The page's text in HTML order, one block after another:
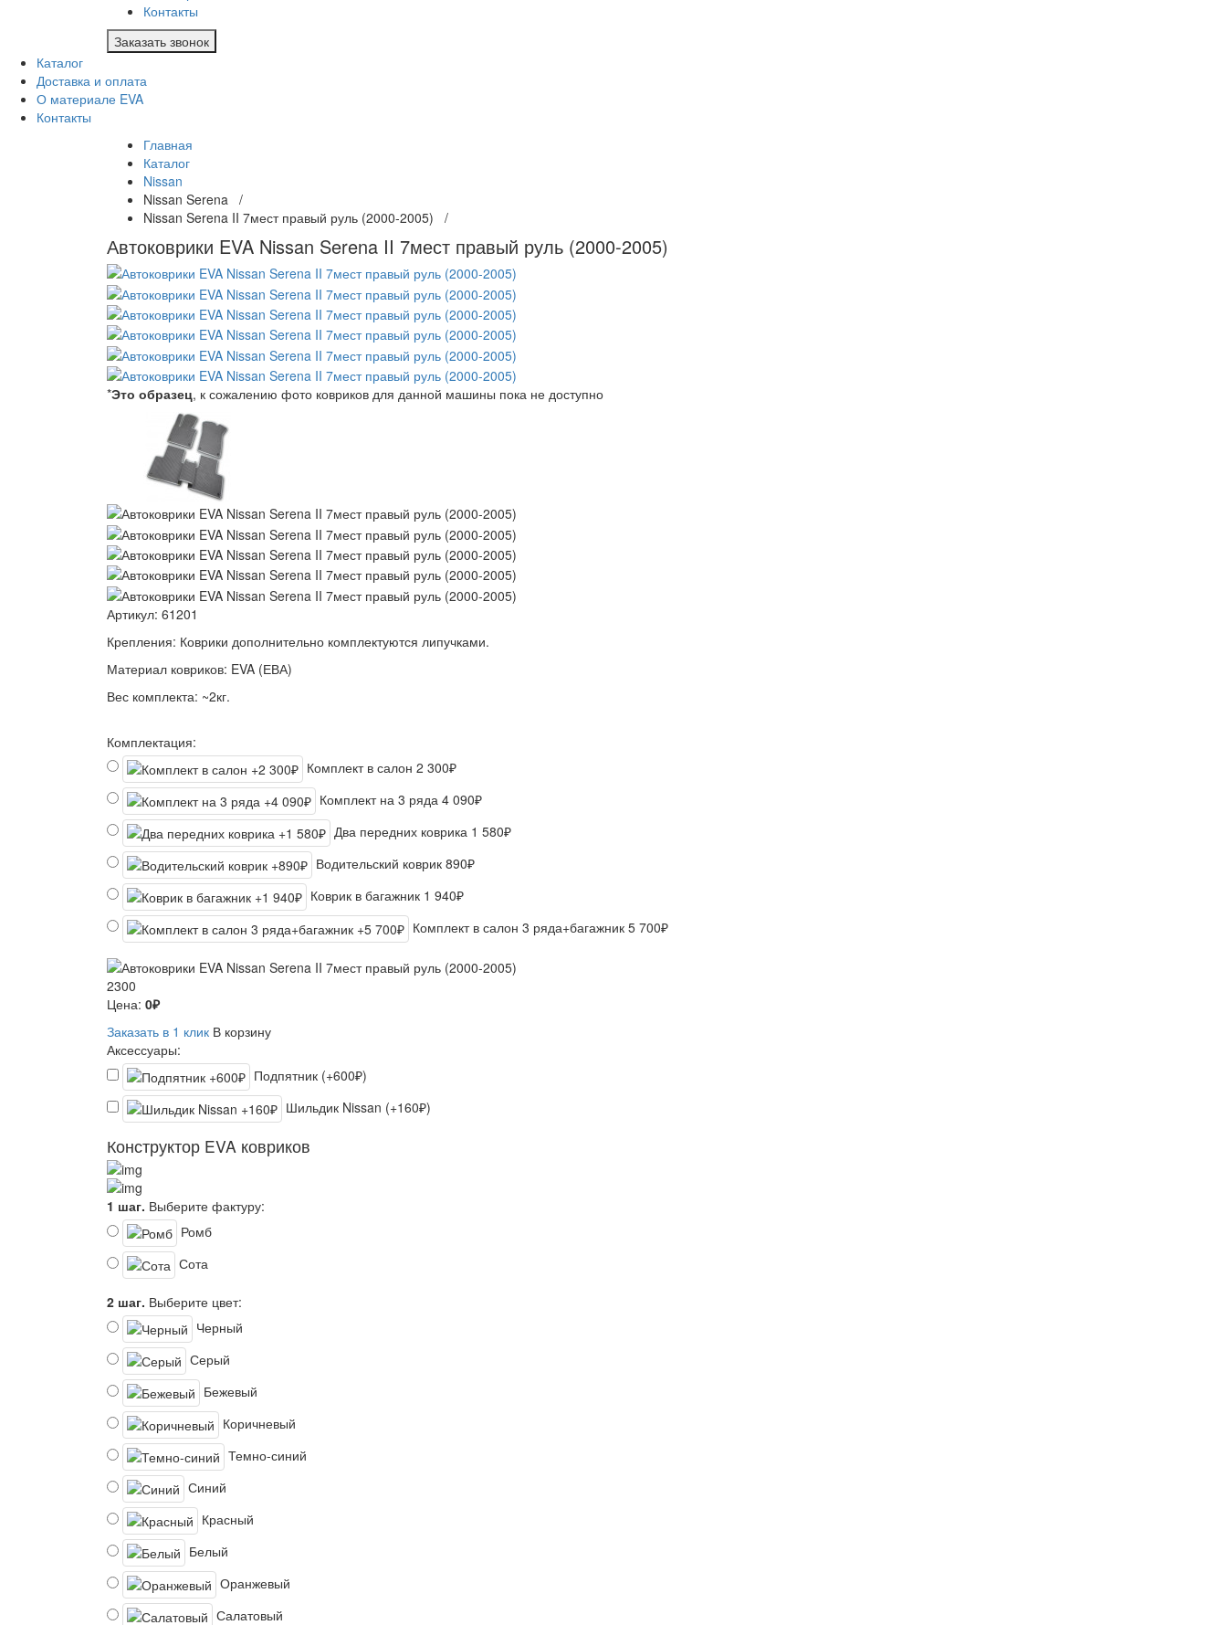
Контакты
Заказать звонок
Каталог
Доставка и оплата
О материале EVA
Контакты
Главная
Каталог
Nissan
Nissan Serena /
Nissan Serena II 7мест правый руль (2000-2005) /
Автоковрики EVA Nissan Serena II 7мест правый руль (2000-2005)
*Это образец, к сожалению фото ковриков для данной машины пока не доступно
Артикул: 61201
Крепления: Коврики дополнительно комплектуются липучками.
Материал ковриков: EVA (ЕВА)
Вес комплекта: ~2кг.
Комплектация:
Комплект в салон 2 300₽
Комплект на 3 ряда 4 090₽
Два передних коврика 1 580₽
Водительский коврик 890₽
Коврик в багажник 1 940₽
Комплект в салон 3 ряда+багажник 5 700₽
2300
Цена: 0₽
Заказать в 1 клик В корзину
Аксессуары:
Подпятник (+600₽)
Шильдик Nissan (+160₽)
Конструктор EVA ковриков
1 шаг. Выберите фактуру:
Ромб
Сота
2 шаг. Выберите цвет:
Черный
Серый
Бежевый
Коричневый
Темно-синий
Синий
Красный
Белый
Оранжевый
Салатовый